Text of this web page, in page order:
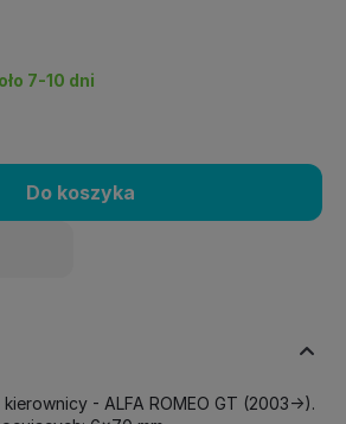
7-10 dni
Do koszyka
- ALFA ROMEO GT (2003->).